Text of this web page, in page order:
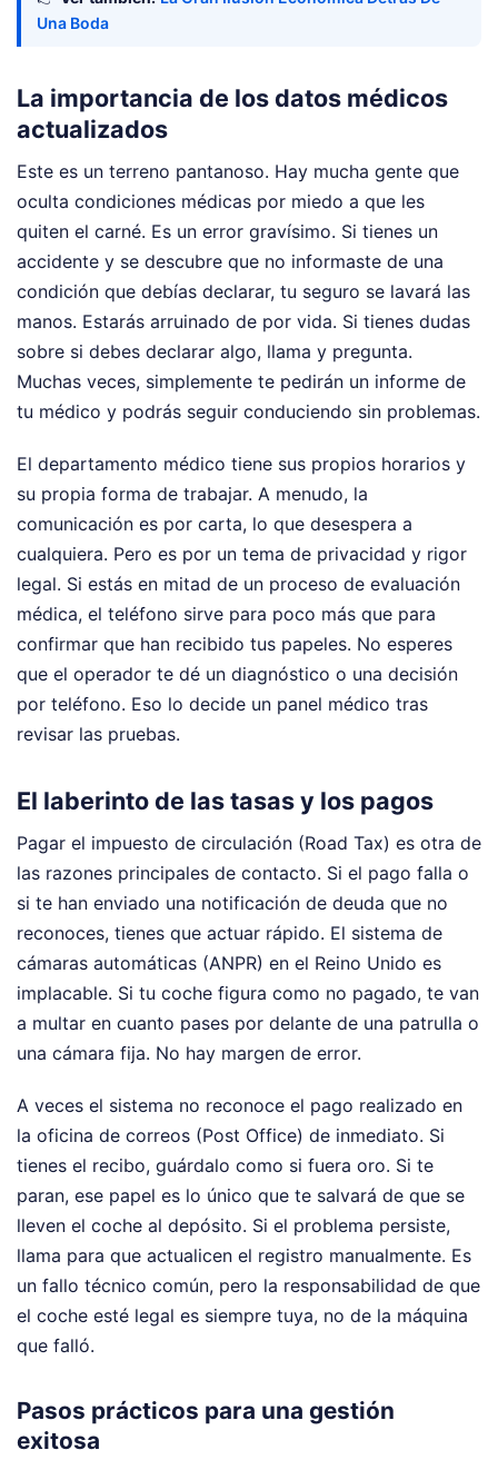
Una Boda
La importancia de los datos médicos
actualizados
Este es un terreno pantanoso. Hay mucha gente que
oculta condiciones médicas por miedo a que les
quiten el carné. Es un error gravísimo. Si tienes un
accidente y se descubre que no informaste de una
condición que debías declarar, tu seguro se lavará las
manos. Estarás arruinado de por vida. Si tienes dudas
sobre si debes declarar algo, llama y pregunta.
Muchas veces, simplemente te pedirán un informe de
tu médico y podrás seguir conduciendo sin problemas.
El departamento médico tiene sus propios horarios y
su propia forma de trabajar. A menudo, la
comunicación es por carta, lo que desespera a
cualquiera. Pero es por un tema de privacidad y rigor
legal. Si estás en mitad de un proceso de evaluación
médica, el teléfono sirve para poco más que para
confirmar que han recibido tus papeles. No esperes
que el operador te dé un diagnóstico o una decisión
por teléfono. Eso lo decide un panel médico tras
revisar las pruebas.
El laberinto de las tasas y los pagos
Pagar el impuesto de circulación (Road Tax) es otra de
las razones principales de contacto. Si el pago falla o
si te han enviado una notificación de deuda que no
reconoces, tienes que actuar rápido. El sistema de
cámaras automáticas (ANPR) en el Reino Unido es
implacable. Si tu coche figura como no pagado, te van
a multar en cuanto pases por delante de una patrulla o
una cámara fija. No hay margen de error.
A veces el sistema no reconoce el pago realizado en
la oficina de correos (Post Office) de inmediato. Si
tienes el recibo, guárdalo como si fuera oro. Si te
paran, ese papel es lo único que te salvará de que se
lleven el coche al depósito. Si el problema persiste,
llama para que actualicen el registro manualmente. Es
un fallo técnico común, pero la responsabilidad de que
el coche esté legal es siempre tuya, no de la máquina
que falló.
Pasos prácticos para una gestión
exitosa